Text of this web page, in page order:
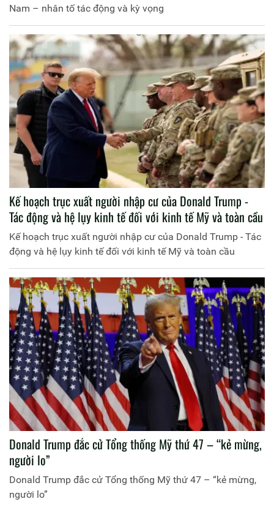
Nam – nhân tố tác động và kỳ vọng
Kế hoạch trục xuất người nhập cư của Donald Trump -
Tác động và hệ lụy kinh tế đối với kinh tế Mỹ và toàn cầu
Kế hoạch trục xuất người nhập cư của Donald Trump - Tác
động và hệ lụy kinh tế đối với kinh tế Mỹ và toàn cầu
Donald Trump đắc cử Tổng thống Mỹ thứ 47 – “kẻ mừng,
người lo”
Donald Trump đắc cử Tổng thống Mỹ thứ 47 – “kẻ mừng,
người lo”